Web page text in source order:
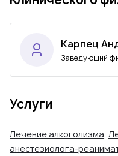
Карпец
Заведующий
Услуги
Лечение алкоголизма,
анестезиолога-